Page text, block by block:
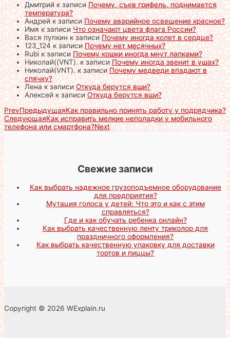
Дмитрийк записиПочему, съев грифель, поднимается
температура?
Андрейк записиПочему аварийное освещение красное?
Имя к записиЧто означают цвета флага России?
Вася пупкинк записиПочему иногда колет в сердце?
123_124к записиПочему нет месячных?
Rubiк записиПочему кошки иногда мнут лапками?
Николай((VNT).к записиПочему иногда звенит в ушах?
Николай(VNT).к записиПочему медведи впадают в
спячку?
Ленак записиОткуда берутся вши?
Алексейк записиОткуда берутся вши?
PrevПредыдущаяКак правильно принять работу у подрядчика?
СледующаяКак исправить мелкие неполадки у мобильного
телефона или смартфона?Next
Свежие записи
Как выбрать надежное грузоподъемное оборудование
для предприятия?
Мутация голоса у детей: Что это и как с этим
справляться?
Где и как обучать ребенка онлайн?
Как выбрать качественную ленту триколор для
праздничного оформления?
Как выбрать качественную упаковку для доставки
тортов и пиццы?
Copyright © 2026 WExplain.ru